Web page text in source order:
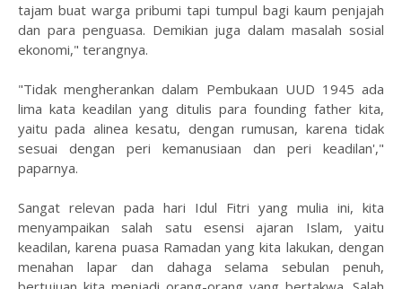
tajam buat warga pribumi tapi tumpul bagi kaum penjajah
dan para penguasa. Demikian juga dalam masalah sosial
ekonomi," terangnya.
"Tidak mengherankan dalam Pembukaan UUD 1945 ada
lima kata keadilan yang ditulis para founding father kita,
yaitu pada alinea kesatu, dengan rumusan, karena tidak
sesuai dengan peri kemanusiaan dan peri keadilan',"
paparnya.
Sangat relevan pada hari Idul Fitri yang mulia ini, kita
menyampaikan salah satu esensi ajaran Islam, yaitu
keadilan, karena puasa Ramadan yang kita lakukan, dengan
menahan lapar dan dahaga selama sebulan penuh,